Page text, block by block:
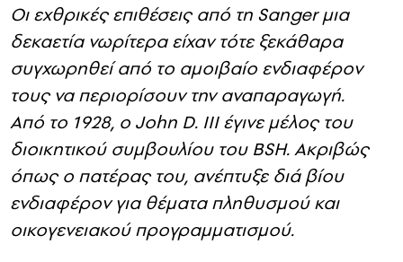
Οι εχθρικές επιθέσεις από τη Sanger μια
δεκαετία νωρίτερα είχαν τότε ξεκάθαρα
συγχωρηθεί από το αμοιβαίο ενδιαφέρον
τους να περιορίσουν την αναπαραγωγή.
Από το 1928, ο John D. III έγινε μέλος του
διοικητικού συμβουλίου του BSH. Ακριβώς
όπως ο πατέρας του, ανέπτυξε διά βίου
ενδιαφέρον για θέματα πληθυσμού και
οικογενειακού προγραμματισμού.